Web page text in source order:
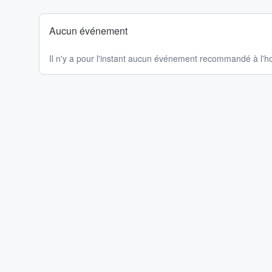
Aucun événement
Il n'y a pour l'instant aucun événement recommandé à